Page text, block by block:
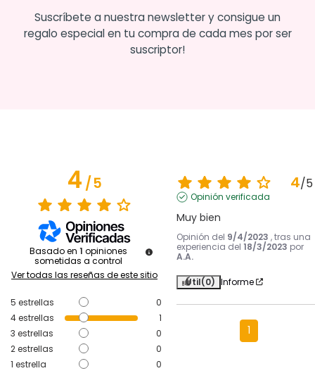
Suscríbete a nuestra newsletter y consigue un
regalo especial en tu compra de cada mes por ser
suscriptor!
4/5
Basado en 1 opiniones
sometidas a control
Ver todas las reseñas de este sitio
5 estrellas
0
4estrellas
1
3 estrellas
0
2estrellas
0
1 estrella 0
4/5
Opinión verificada
Muy bien
Opinión del 9/4/2023 , tras una
experiencia del 18/3/2023 por
A.A.
Útil(0) Informe
1